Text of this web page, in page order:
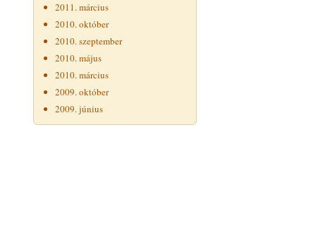
2011. március
2010. október
2010. szeptember
2010. május
2010. március
2009. október
2009. június